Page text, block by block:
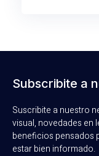
Subscribite a
Suscribite a nuestro
visual, novedades en
beneficios pensados
estar bien informado.